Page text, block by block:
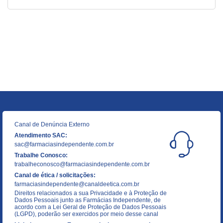
Canal de Denúncia Externo
Atendimento SAC:
sac@farmaciasindependente.com.br
Trabalhe Conosco:
trabalheconosco@farmaciasindependente.com.br
Canal de ética / solicitações:
farmaciasindependente@canaldeetica.com.br
Direitos relacionados a sua Privacidade e à Proteção de
Dados Pessoais junto as Farmácias Independente, de
acordo com a Lei Geral de Proteção de Dados Pessoais
(LGPD), poderão ser exercidos por meio desse canal